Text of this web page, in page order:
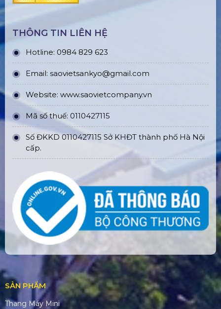
THÔNG TIN LIÊN HỆ
Hotline: 0984 829 623
Email: saovietsankyo@gmail.com
Website: www.saovietcompany.vn
Mã số thuế: 0110427115
Số ĐKKD 0110427115 Sở KHĐT thành phố Hà Nội
cấp.
SẢN PHẨM
Thang Máy Mini